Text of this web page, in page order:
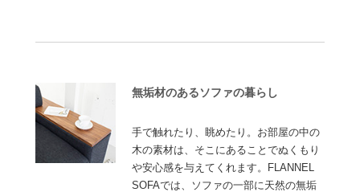
無垢材のあるソファの暮らし
手で触れたり、眺めたり。お部屋の中の
木の素材は、そこにあることでぬくもり
や安心感を与えてくれます。FLANNEL
SOFAでは、ソファの一部に天然の無垢